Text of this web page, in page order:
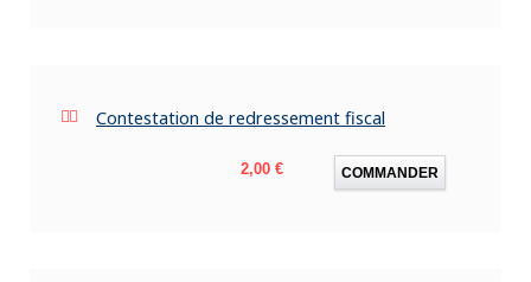
Contestation de redressement fiscal
Prix
2,00 € COMMANDER